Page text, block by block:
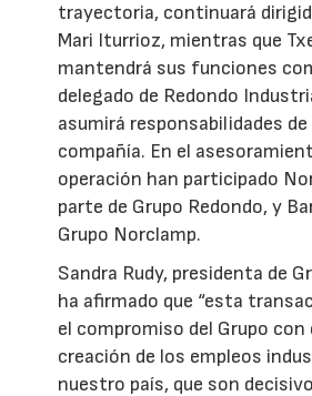
trayectoria, continuará
Mari Iturrioz, mientras que
mantendrá sus funciones
delegado de Redondo
asumirá responsabilidades
compañía. En el
operación han participado
parte de Grupo Redondo, y
Grupo Norclamp.
Sandra Rudy, presidenta de
ha afirmado que “esta
el compromiso del Grupo con
creación de los empleos
nuestro país, que son